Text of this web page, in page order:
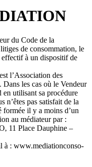
du Code de la
de consommation, le
à un dispositif de
l’Association des
les cas où le Vendeur
en utilisant sa procédure
n’êtes pas satisfait de la
formée il y a moins d’un
au médiateur par :
11 Place Dauphine –
à : www.mediationconso-